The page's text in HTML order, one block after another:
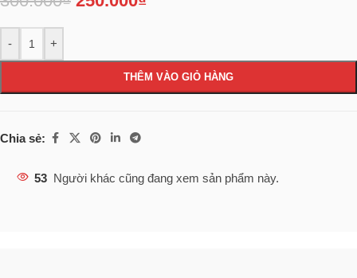
- +
THÊM VÀO GIỎ HÀNG
Chia sẻ:
53 Người khác cũng đang xem sản phẩm này.